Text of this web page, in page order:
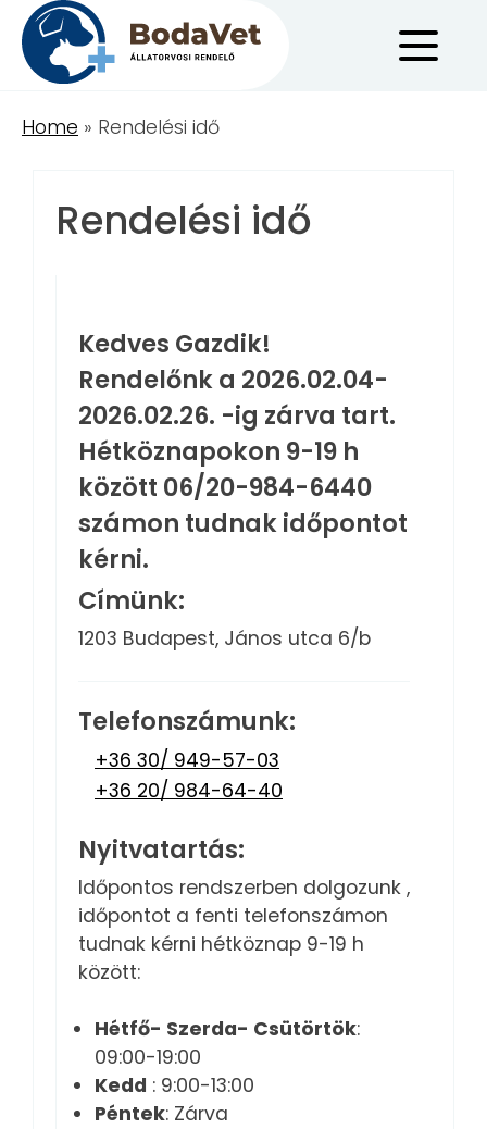
Skip
content
Home » Rendelési idő
Rendelési idő
Kedves Gazdik!
Rendelőnk a 2026.02.04-
2026.02.26. -ig zárva tart.
Hétköznapokon 9-19 h
között 06/20-984-6440
számon tudnak időpontot
kérni.
Címünk:
1203 Budapest, János utca 6/b
Telefonszámunk:
+36 30/ 949-57-03
+36 20/ 984-64-40
Nyitvatartás:
Időpontos rendszerben dolgozunk ,
időpontot a fenti telefonszámon
tudnak kérni hétköznap 9-19 h
között:
Hétfő- Szerda- Csütörtök:
09:00-19:00
Kedd : 9:00-13:00
Péntek: Zárva